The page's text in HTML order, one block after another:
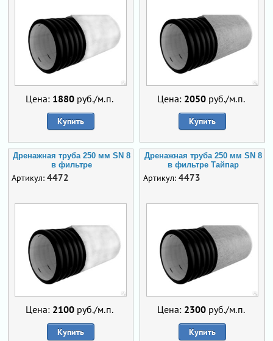
Цена: 1880руб./м.п.
Купить
Цена: 2050руб./м.п.
Купить
Дренажная труба 250 мм SN 8
в фильтре
Артикул: 4472
Цена: 2100руб./м.п.
Купить
Дренажная труба 250 мм SN 8
в фильтре Тайпар
Артикул: 4473
Цена: 2300руб./м.п.
Купить